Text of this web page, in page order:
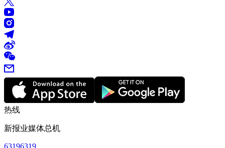
热线
新报业媒体总机
63196319